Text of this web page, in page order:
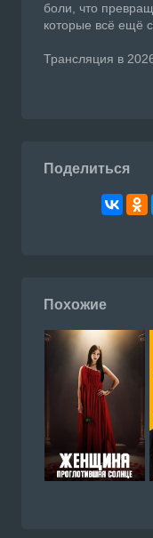
боли, что
которые всё ещё
Трансляция в
Поделиться
Похожие